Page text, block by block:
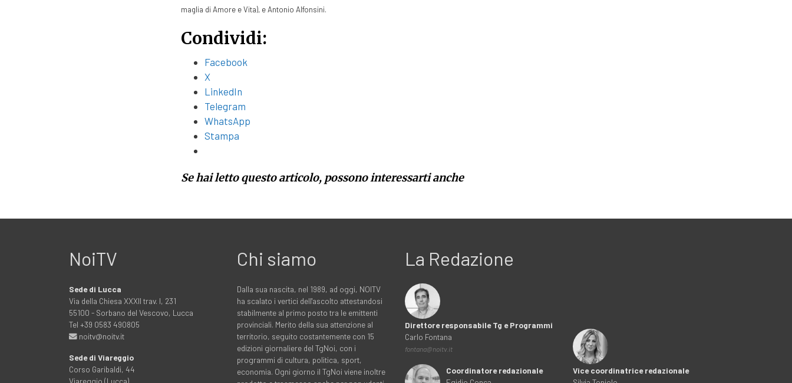
maglia di Amore e Vita), e Antonio Alfonsini.
Condividi:
Facebook
X
LinkedIn
Telegram
WhatsApp
Stampa
Se hai letto questo articolo, possono interessarti anche
NoiTV
Sede di Lucca
Via della Chiesa XXXII trav. I, 231
55100 - Sorbano del Vescovo, Lucca
Tel +39 0583 490805
noitv@noitv.it
Sede di Viareggio
Corso Garibaldi, 44
Viareggio (Lucca)
Chi siamo
Dalla sua nascita, nel 1989, ad oggi, NOITV
ha scalato i vertici dell'ascolto attestandosi
stabilmente al primo posto tra le emittenti
provinciali. Merito della sua attenzione al
territorio, seguito costantemente con 15
edizioni giornaliere del TgNoi, con i
programmi di cultura, politica, sport,
economia. Ogni giorno il TgNoi viene inoltre
La Redazione
Direttore responsabile Tg e Programmi
Carlo Fontana
fontana@noitv.it
Coordinatore redazionale
Vice coordinatrice redazionale